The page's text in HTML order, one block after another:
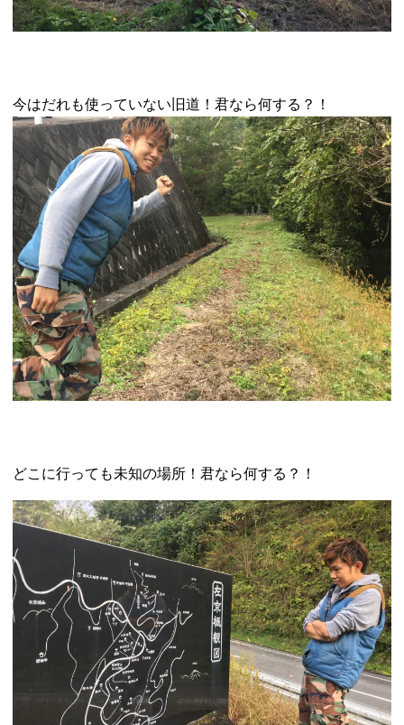
今はだれも使っていない旧道！君なら何する？！
どこに行っても未知の場所！君なら何する？！